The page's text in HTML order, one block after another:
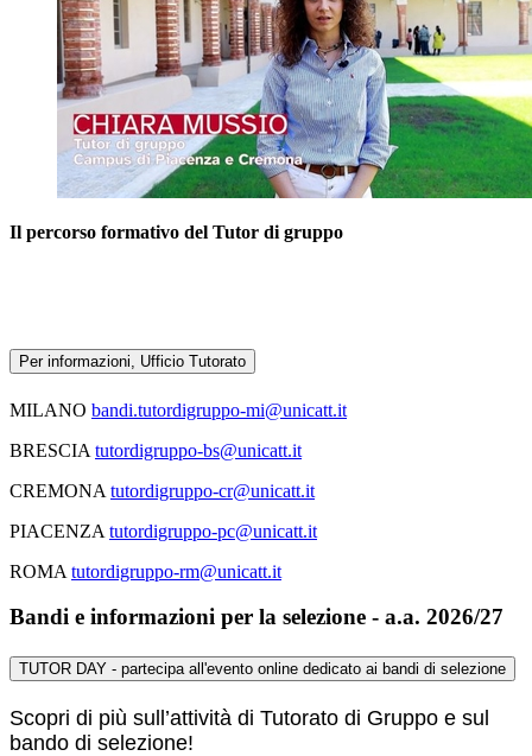
Il percorso formativo del Tutor di gruppo
Per informazioni, Ufficio Tutorato
MILANO bandi.tutordigruppo-mi@unicatt.it
BRESCIA tutordigruppo-bs@unicatt.it
CREMONA tutordigruppo-cr@unicatt.it
PIACENZA tutordigruppo-pc@unicatt.it
ROMA tutordigruppo-rm@unicatt.it
Bandi e informazioni per la selezione - a.a. 2026/27
TUTOR DAY - partecipa all'evento online dedicato ai bandi di selezione
Scopri di più sull’attività di Tutorato di Gruppo e sul
bando di selezione!